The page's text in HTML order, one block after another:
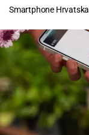
Smartphone Hrvatska